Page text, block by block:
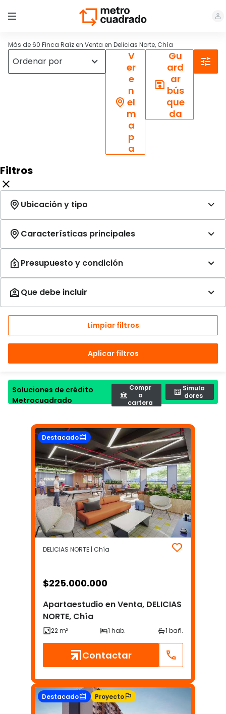
Más de 60 Finca Raíz en Venta en Delicias Norte, Chía
V
er
e
n
el
m
a
p
a
Gu
ard
ar
bús
que
da
Filtros
Limpiar filtros
Aplicar filtros
Soluciones de crédito
Metrocuadrado
Compr
a
cartera
Simula
dores
Destacado
DELICIAS NORTE | Chía
$225.000.000
Apartaestudio en Venta, DELICIAS
NORTE, Chía
Contactar
Destacado Proyecto